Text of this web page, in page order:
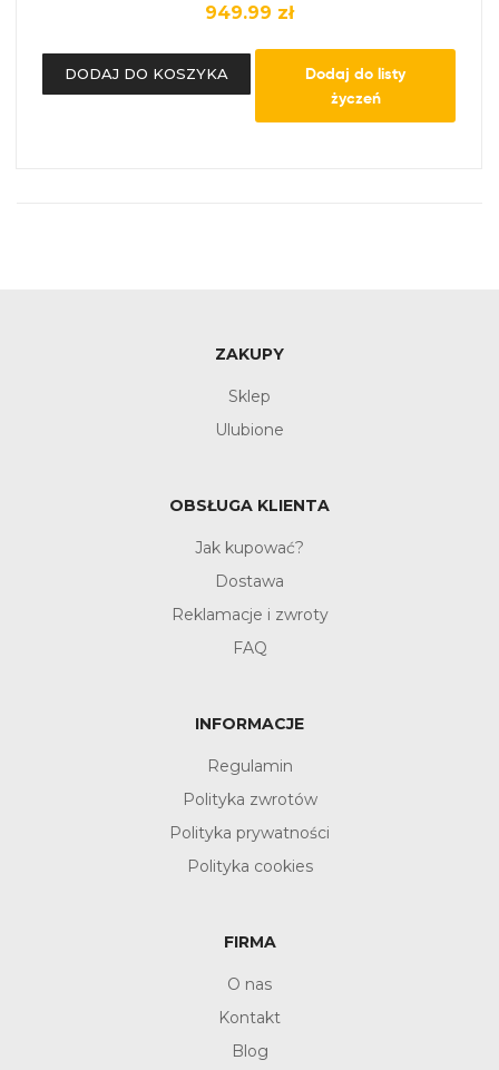
949.99 zł
DODAJ DO KOSZYKA
Dodaj do listy
życzeń
ZAKUPY
Sklep
Ulubione
OBSŁUGA KLIENTA
Jak kupować?
Dostawa
Reklamacje i zwroty
FAQ
INFORMACJE
Regulamin
Polityka zwrotów
Polityka prywatności
Polityka cookies
FIRMA
O nas
Kontakt
Blog